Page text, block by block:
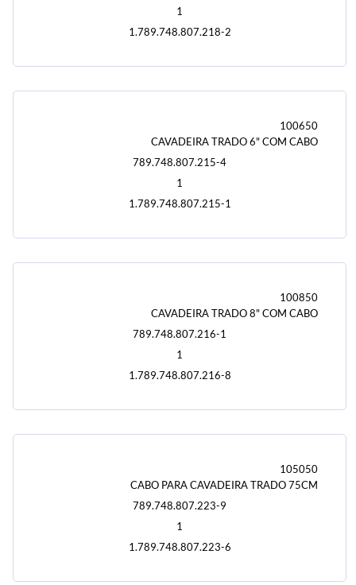
1
1.789.748.807.218-2
100650
CAVADEIRA TRADO 6" COM CABO
789.748.807.215-4
1
1.789.748.807.215-1
100850
CAVADEIRA TRADO 8" COM CABO
789.748.807.216-1
1
1.789.748.807.216-8
105050
CABO PARA CAVADEIRA TRADO 75CM
789.748.807.223-9
1
1.789.748.807.223-6